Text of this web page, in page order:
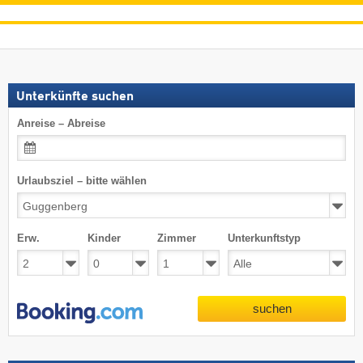
Unterkünfte suchen
Anreise – Abreise
Urlaubsziel – bitte wählen
Erw. Kinder Zimmer Unterkunftstyp
suchen